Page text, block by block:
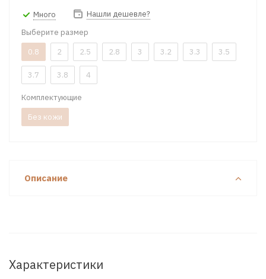
Много
Нашли дешевле?
Выберите размер
0.8
2 2.5 2.8 3 3.2 3.3 3.5
3.7 3.8 4
Комплектующие
Без кожи
Описание
Характеристики